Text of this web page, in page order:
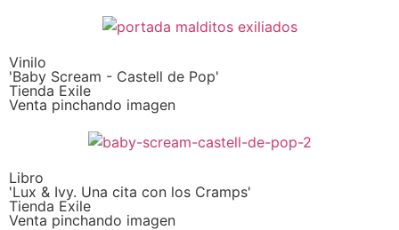
Vinilo
'Baby Scream - Castell de Pop'
Tienda Exile
Venta pinchando imagen
Libro
'Lux & Ivy. Una cita con los Cramps'
Tienda Exile
Venta pinchando imagen